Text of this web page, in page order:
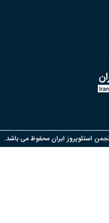
استئوپروز ایران محفوظ می باشد.